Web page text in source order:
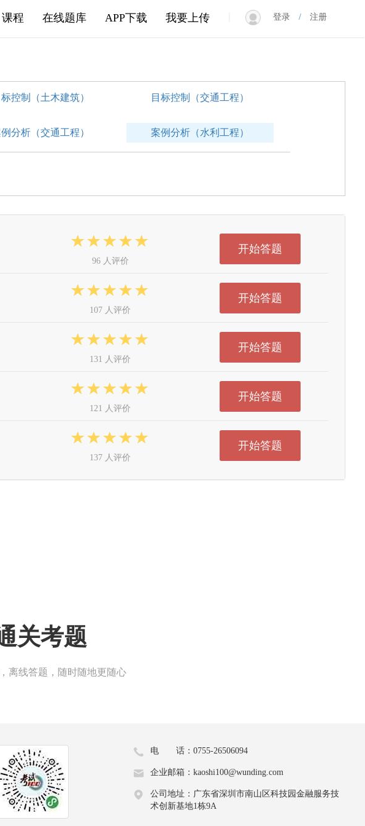
登录 / 注册
我要上传
APP下载
在线题库
课程
标控制（土木建筑） 目标控制（交通工程）
分析（交通工程） 案例分析（水利工程）
96 人评价
开始答题
107 人评价
开始答题
131 人评价
开始答题
121 人评价
开始答题
137 人评价
开始答题
关考题
离线答题，随时随地更随心
电 话：0755-26506094
企业邮箱：kaoshi100@wunding.com
公司地址：广东省深圳市南山区科技园金融服务技
术创新基地1栋9A